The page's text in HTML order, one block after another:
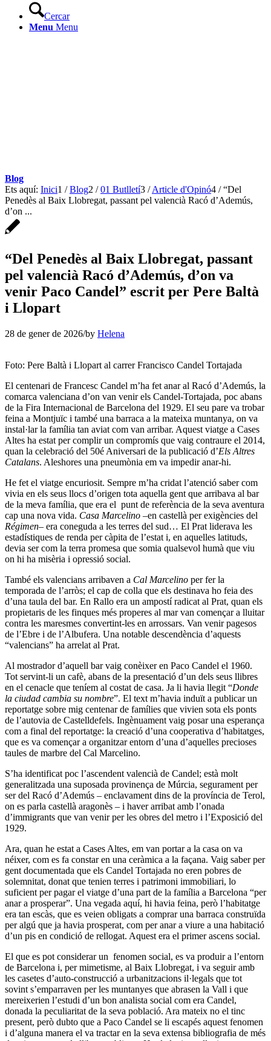
Cercar
Menu Menu
Blog
Ets aquí: Inici1 / Blog2 / 01 Butlletí3 / Article d'Opinó4 / “Del
Penedès al Baix Llobregat, passant pel valencià Racó d’Ademús,
d’on ...
“Del Penedès al Baix Llobregat, passant
pel valencià Racó d’Ademús, d’on va
venir Paco Candel” escrit per Pere Baltà
i Llopart
28 de gener de 2026/by Helena
Foto: Pere Baltà i Llopart al carrer Francisco Candel Tortajada
El centenari de Francesc Candel m’ha fet anar al Racó d’Ademús, la
comarca valenciana d’on van venir els Candel-Tortajada, poc abans
de la Fira Internacional de Barcelona del 1929. El seu pare va trobar
feina a Montjuïc i també una barraca a la mateixa muntanya, on va
instal·lar la família tan aviat com van arribar. Aquest viatge a Cases
Altes ha estat per complir un compromís que vaig contraure el 2014,
quan la celebració del 50é Aniversari de la publicació d’Els Altres
Catalans. Aleshores una pneumònia em va impedir anar-hi.
He fet el viatge encuriosit. Sempre m’ha cridat l’atenció saber com
vivia en els seus llocs d’origen tota aquella gent que arribava al bar
de la meva família, que era el punt de referència de la seva aventura
cap una nova vida. Casa Marcelino –en castellà per exigències del
Régimen– era coneguda a les terres del sud… El Prat liderava les
estadístiques de renda per càpita de l’estat i, en aquelles latituds,
devia ser com la terra promesa que somia qualsevol humà que viu
on hi ha misèria i opressió social.
També els valencians arribaven a Cal Marcelino per fer la
temporada de l’arròs; el cap de colla que els destinava ho feia des
d’una taula del bar. En Rallo era un ampostí radicat al Prat, quan els
propietaris de les finques més properes al mar van començar a lluitar
contra les maresmes convertint-les en arrossars. Van venir pagesos
de l’Ebre i de l’Albufera. Una notable descendència d’aquests
“valencians” ha arrelat al Prat.
Al mostrador d’aquell bar vaig conèixer en Paco Candel el 1960.
Tot servint-li un cafè, abans de la presentació d’un dels seus llibres
en el cenacle que teníem al costat de casa. Ja li havia llegit “Donde
la ciudad cambia su nombre”. El text m’havia induït a publicar un
reportatge sobre mig centenar de famílies que vivien sota els ponts
de l’autovia de Castelldefels. Ingènuament vaig posar una esperança
com a final del reportatge: la creació d’una cooperativa d’habitatges,
que es va començar a organitzar entorn d’una d’aquelles precioses
taules de marbre del Cal Marcelino.
S’ha identificat poc l’ascendent valencià de Candel; està molt
generalitzada una suposada provinença de Múrcia, segurament per
ser del Racó d’Ademús – enclavament dins de la província de Terol,
on es parla castellà aragonès – i haver arribat amb l’onada
d’immigrants que van venir per les obres del metro i l’Exposició del
1929.
Ara, quan he estat a Cases Altes, em van portar a la casa on va
néixer, com es fa constar en una ceràmica a la façana. Vaig saber per
gent documentada que els Candel Tortajada no eren pobres de
solemnitat, donat que tenien terres i patrimoni immobiliari, lo
suficient per pagar el viatge d’una part de la família a Barcelona “per
anar a prosperar”. Una vegada aquí, hi havia feina, però l’habitatge
era tan escàs, que es veien obligats a comprar una barraca construïda
per algú que ja havia prosperat, com per anar a viure a una habitació
d’un pis en condició de rellogat. Aquest era el primer ascens social.
El que es pot considerar un fenomen social, es va produir a l’entorn
de Barcelona i, per mimetisme, al Baix Llobregat, i va seguir amb
les casetes d’auto-construcció a urbanitzacions il·legals que tot
sovint s’emparraven per les muntanyes que abrasen la Vall i que
mereixerien l’estudi d’un bon analista social com era Candel,
donada la peculiaritat de la seva població. Ara mateix no el tinc
present, però dubto que a Paco Candel se li escapés aquest fenomen
i d’alguna manera el va tractar en la seva extensa bibliografia de més